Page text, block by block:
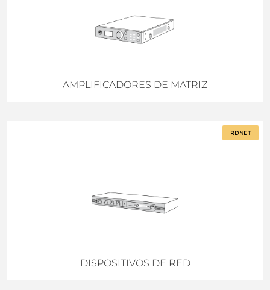
AMPLIFICADORES DE MATRIZ
RDNET
DISPOSITIVOS DE RED